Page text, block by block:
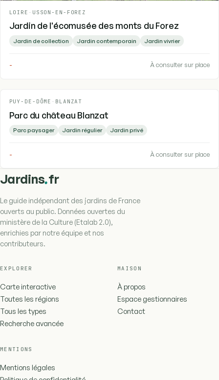
LOIRE - USSON-EN-FOREZ
Jardin de l'écomusée des monts du Forez
Jardin de collection Jardin contemporain Jardin vivrier
- À consulter sur place
PUY-DE-DÔME - BLANZAT
Parc du château Blanzat
Parc paysager Jardin régulier Jardin privé
- À consulter sur place
Jardins.fr
Le guide indépendant des jardins de France
ouverts au public. Données ouvertes du
ministère de la Culture (Etalab 2.0),
enrichies par notre équipe et nos
contributeurs.
EXPLORER
Carte interactive
Toutes les régions
Tous les types
Recherche avancée
MAISON
À propos
Espace gestionnaires
Contact
MENTIONS
Mentions légales